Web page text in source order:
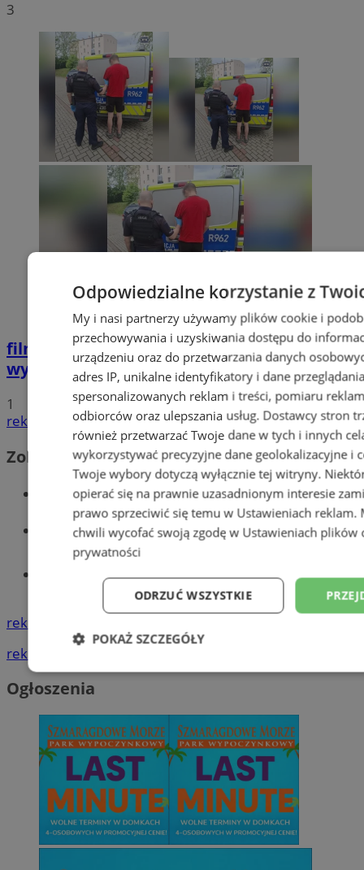
3
film
Potrącił seniorkę i uciekł z miejsca
wypadku. 20-latek trafił do aresztu
1
reklama
Zobacz również
Wiadomości kryminalne w Wodzisławiu
Wiadomości lokalne
Tworzenie stron www - Wodzisław
reklama
reklama
Ogłoszenia
Odpowiedzialne korzystanie z
My i nasi partnerzy używamy plików cookie i
przechowywania i uzyskiwania dostępu do
urządzeniu oraz do przetwarzania danych
adres IP, unikalne identyfikatory i dane
spersonalizowanych reklam i treści, pomiaru
odbiorców oraz ulepszania usług. Dostawcy stron
również przetwarzać Twoje dane w tych i innych
wykorzystywać precyzyjne dane geolokalizacyjne i
Twoje wybory dotyczą wyłącznie tej witryny.
opierać się na prawnie uzasadnionym interesie
prawo sprzeciwić się temu w Ustawieniach reklam.
chwili wycofać swoją zgodę w Ustawieniach plików
prywatności
ODRZUĆ WSZYSTKIE
POKAŻ SZCZEGÓŁY
Niezbędne Wydajność
Niesklasyfikowane
Niezbędne Wydajność Targetowanie